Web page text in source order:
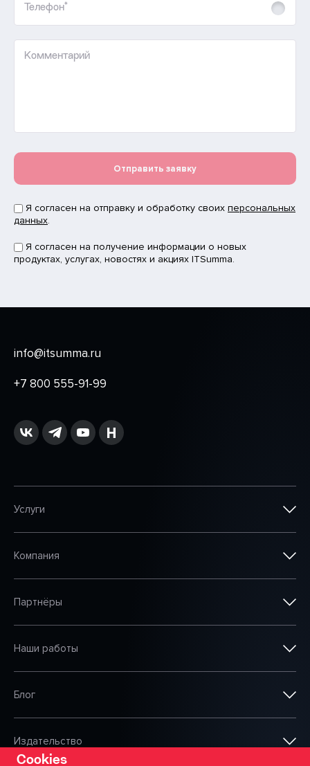
Телефон*
Комментарий
Отправить заявку
Я согласен на отправку и обработку своих персональных
данных.
Я согласен на получение информации о новых
продуктах, услугах, новостях и акциях ITSumma.
info@itsumma.ru
+7 800 555-91-99
Услуги
Компания
Партнёры
Наши работы
Блог
Издательство
Cookies